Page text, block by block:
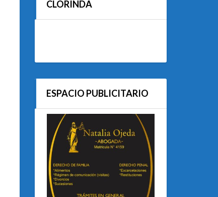
CLORINDA
ESPACIO PUBLICITARIO